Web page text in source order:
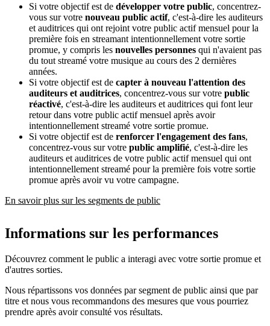
Si votre objectif est de développer votre public, concentrez-
vous sur votre nouveau public actif, c'est-à-dire les auditeurs
et auditrices qui ont rejoint votre public actif mensuel pour la
première fois en streamant intentionnellement votre sortie
promue, y compris les nouvelles personnes qui n'avaient pas
du tout streamé votre musique au cours des 2 dernières
années.
Si votre objectif est de capter à nouveau l'attention des
auditeurs et auditrices, concentrez-vous sur votre public
réactivé, c'est-à-dire les auditeurs et auditrices qui font leur
retour dans votre public actif mensuel après avoir
intentionnellement streamé votre sortie promue.
Si votre objectif est de renforcer l'engagement des fans,
concentrez-vous sur votre public amplifié, c'est-à-dire les
auditeurs et auditrices de votre public actif mensuel qui ont
intentionnellement streamé pour la première fois votre sortie
promue après avoir vu votre campagne.
En savoir plus sur les segments de public
Informations sur les performances
Découvrez comment le public a interagi avec votre sortie promue et
d'autres sorties.
Nous répartissons vos données par segment de public ainsi que par
titre et nous vous recommandons des mesures que vous pourriez
prendre après avoir consulté vos résultats.